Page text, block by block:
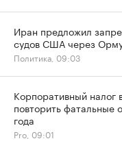
Иран предложил
судов США через
Политика, 09:03
Корпоративный налог
повторить фатальные
года
Pro, 09:01